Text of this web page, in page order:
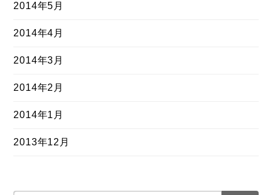
2014年5月
2014年4月
2014年3月
2014年2月
2014年1月
2013年12月